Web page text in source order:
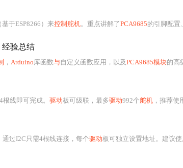
基于ESP8266）来控制舵机。重点讲解了PCA9685的引脚配置
经验总结
， Arduino库函数与自定义函数应用，以及PCA9685模块的高
线即可完成。 驱动板可级联，最多驱动992个舵机 ，推荐使用外部
通过I2C只需4根线连接，每个驱动板可独立设置地址。建议使用外部